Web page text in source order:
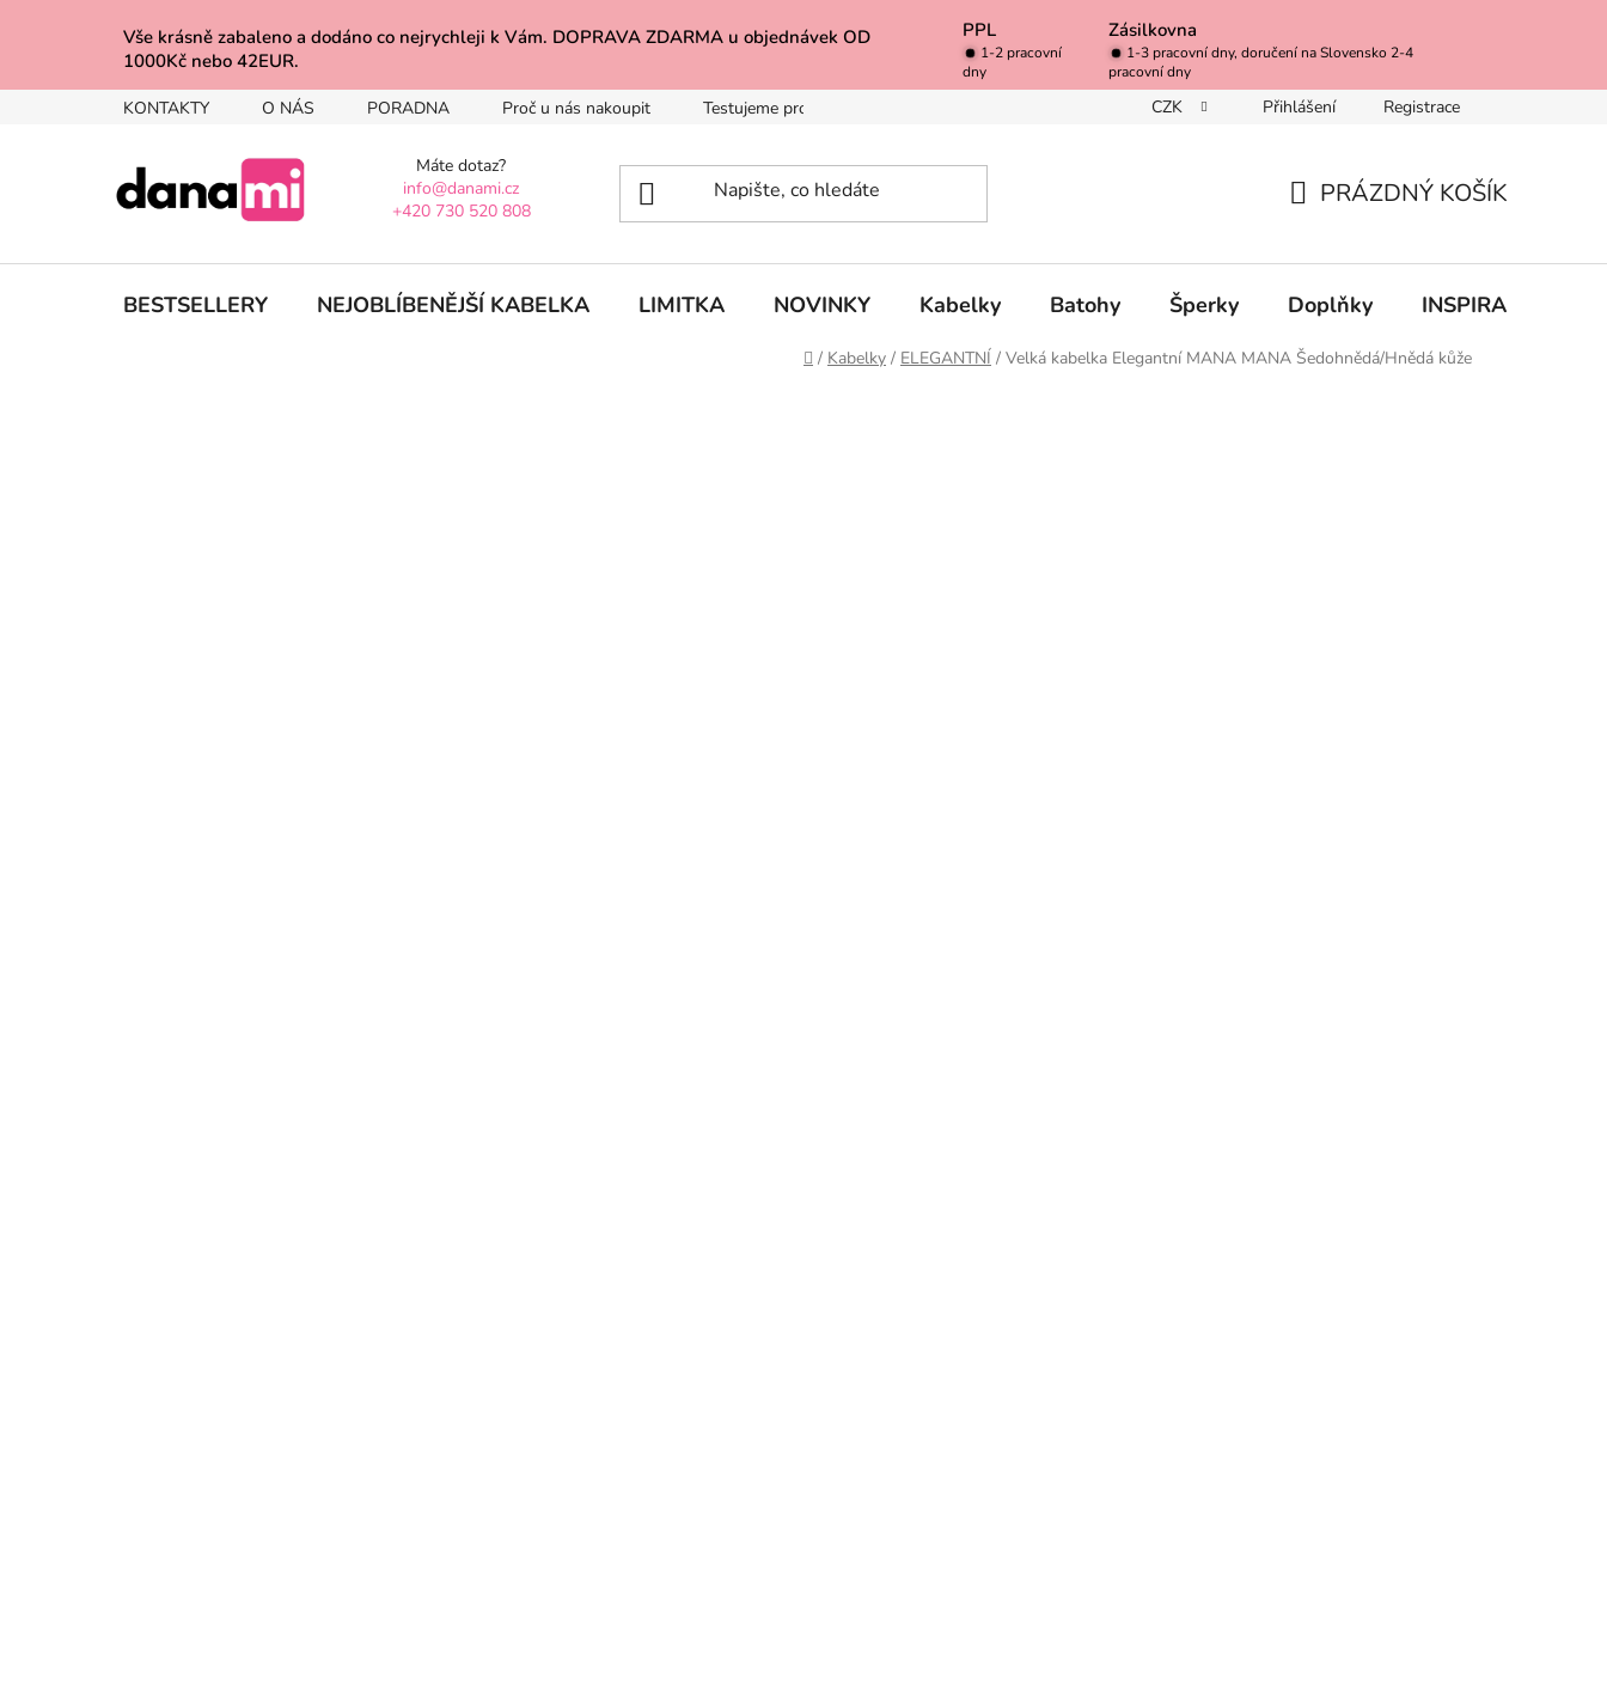
Vše krásně zabaleno a dodáno co nejrychleji k Vám. DOPRAVA ZDARMA u objednávek OD
1000Kč nebo 42EUR.
PPL Zásilkovna
1-2 pracovní
dny
1-3 pracovní dny, doručení na Slovensko 2-4
pracovní dny
KONTAKTY O NÁS PORADNA Proč u nás nakoupit Testujeme pro Vás Baleno s láskou, pečlivostí a osobním vzkazem Jak rychle objednávka
CZK Přihlášení Registrace
Máte dotaz?
info@danami.cz
+420 730 520 808
PRÁZDNÝ KOŠÍK
BESTSELLERY NEJOBLÍBENĚJŠÍ KABELKA LIMITKA NOVINKY Kabelky Batohy Šperky Doplňky INSPIRACE
Domů
/ Kabelky / ELEGANTNÍ / Velká kabelka Elegantní MANA MANA Šedohnědá/Hnědá kůže